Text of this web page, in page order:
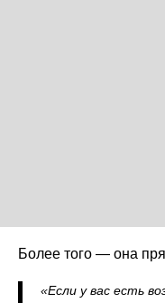
Более того — она
«Если у вас есть